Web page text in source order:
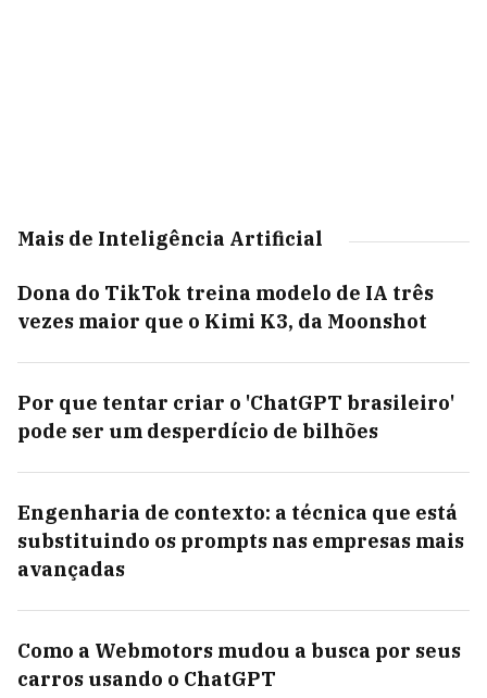
Mais de Inteligência Artificial
Dona do TikTok treina modelo de IA três
vezes maior que o Kimi K3, da Moonshot
Por que tentar criar o 'ChatGPT brasileiro'
pode ser um desperdício de bilhões
Engenharia de contexto: a técnica que está
substituindo os prompts nas empresas mais
avançadas
Como a Webmotors mudou a busca por seus
carros usando o ChatGPT